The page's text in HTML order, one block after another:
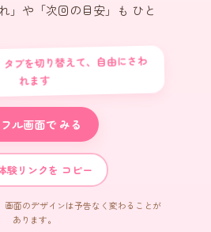
」や「次回の目安」も ひと
ブを切り替えて、自由にさわ
れます
フル画面で みる
験リンクを コピー
面のデザインは予告なく変わることが
あります。